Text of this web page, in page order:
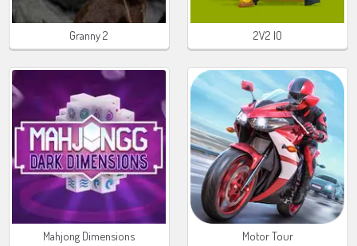
Granny 2 2V2 IO
Mahjong Dimensions Motor Tour